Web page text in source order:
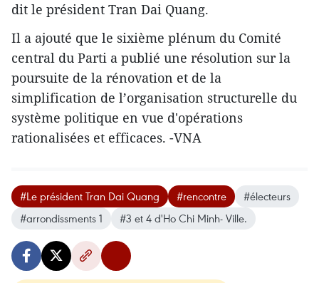
dit le président Tran Dai Quang.
Il a ajouté que le sixième plénum du Comité
central du Parti a publié une résolution sur la
poursuite de la rénovation et de la
simplification de l’organisation structurelle du
système politique en vue d'opérations
rationalisées et efficaces. -VNA
#Le président Tran Dai Quang #rencontre
#électeurs
#arrondissments 1
#3 et 4 d'Ho Chi Minh- Ville.